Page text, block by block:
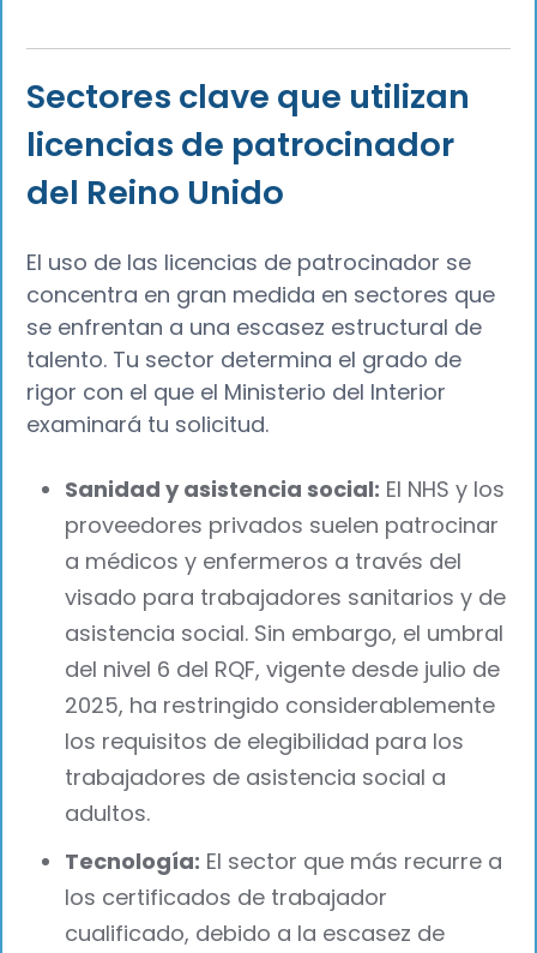
Sectores clave que utilizan
licencias de patrocinador
del Reino Unido
El uso de las licencias de patrocinador se
concentra en gran medida en sectores que
se enfrentan a una escasez estructural de
talento. Tu sector determina el grado de
rigor con el que el Ministerio del Interior
examinará tu solicitud.
Sanidad y asistencia social: El NHS y los
proveedores privados suelen patrocinar
a médicos y enfermeros a través del
visado para trabajadores sanitarios y de
asistencia social. Sin embargo, el umbral
del nivel 6 del RQF, vigente desde julio de
2025, ha restringido considerablemente
los requisitos de elegibilidad para los
trabajadores de asistencia social a
adultos.
Tecnología: El sector que más recurre a
los certificados de trabajador
cualificado, debido a la escasez de